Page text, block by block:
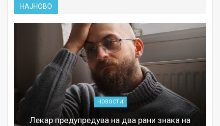
НАЈНОВО
НОВОСТИ
Лекар предупредува на два рани знака на